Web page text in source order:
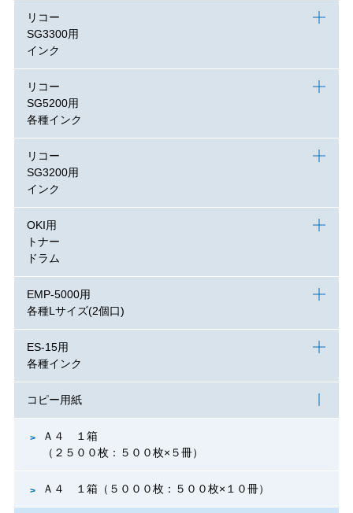
リコー
SG3300用
インク
リコー
SG5200用
各種インク
リコー
SG3200用
インク
OKI用
トナー
ドラム
EMP-5000用
各種Lサイズ(2個口)
ES-15用
各種インク
コピー用紙
Ａ４ １箱
（２５００枚：５００枚×５冊）
Ａ４ １箱（５０００枚：５００枚×１０冊）